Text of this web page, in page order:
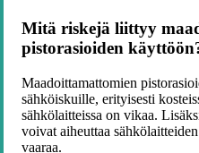
Mitä riskejä liittyy
pistorasioiden
Maadoittamattomien
sähköiskuille, erityisesti
sähkölaitteissa on vikaa.
voivat aiheuttaa
vaaraa.